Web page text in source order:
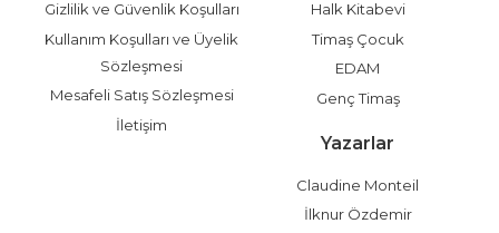
Gizlilik ve Güvenlik Koşulları
Kullanım Koşulları ve Üyelik
Sözleşmesi
Mesafeli Satış Sözleşmesi
İletişim
Halk Kitabevi
Timaş Çocuk
EDAM
Genç Timaş
Yazarlar
Claudine Monteil
İlknur Özdemir